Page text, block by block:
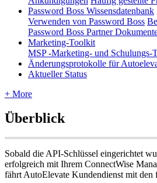
Password Boss Wissensdatenbank
Verwenden von Password Boss
Password Boss Partner
Marketing-Toolkit
MSP -Marketing- und Schulungs-
Änderungsprotokolle für
Aktueller Status
+ More
Überblick
Sobald die API-Schlüssel eingerichtet
erfolgreich mit Ihrem ConnectWise
fährt AutoElevate Kundendienst mit den